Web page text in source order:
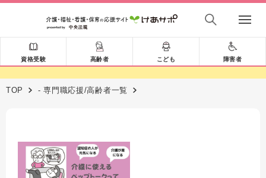
資格受験 高齢者 こども 障害者
TOP - 専門職応援/高齢者一覧